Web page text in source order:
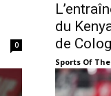
0
du
de
Sports Of